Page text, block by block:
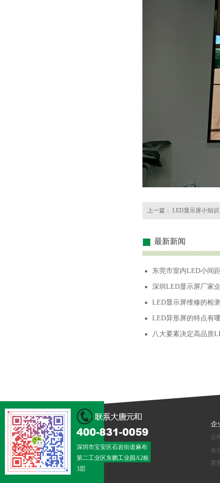
上一篇： LED显示屏小知识
最新新闻
东莞市室内LED小间
深圳LED显示屏厂家
LED显示屏维修的检
LED异形屏的特点有
八大要素决定高品质
深圳市宝安区石岩街道麻布
第二工业区东鹏工业园A2栋
3层
企
公
企
荣